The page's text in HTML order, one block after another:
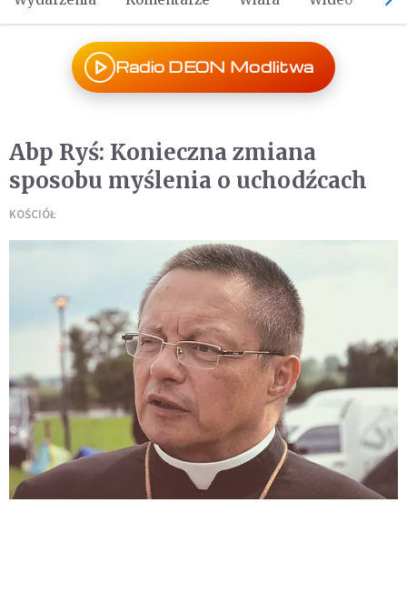
Radio DEON Modlitwa
Abp Ryś: Konieczna zmiana
sposobu myślenia o uchodźcach
KOŚCIÓŁ